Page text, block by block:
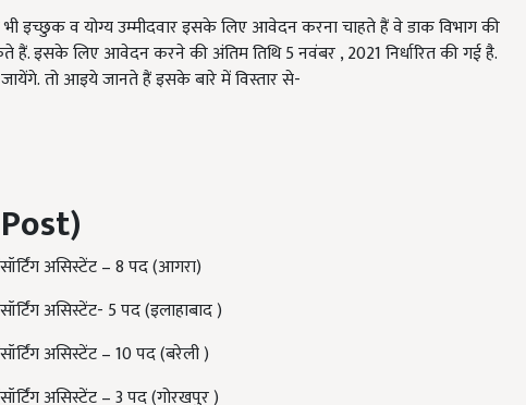
इच्छुक व योग्य उम्मीदवार इसके लिए आवेदन करना चाहते हैं वे डाक विभाग की
इसके लिए आवेदन करने की अंतिम तिथि 5 नवंबर , 2021 निर्धारित की गई है.
तो आइये जानते हैं इसके बारे में विस्तार से-
असिस्टेंट – 8 पद (आगरा)
असिस्टेंट- 5 पद (इलाहाबाद )
असिस्टेंट – 10 पद (बरेली )
असिस्टेंट – 3 पद (गोरखपुर )